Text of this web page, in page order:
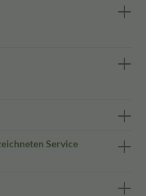
Service